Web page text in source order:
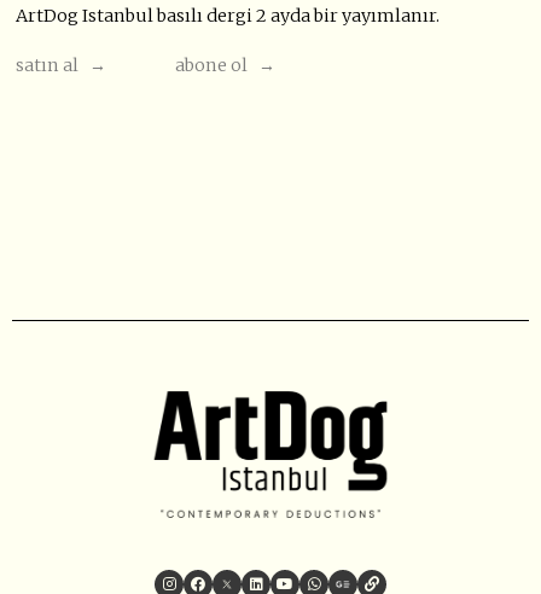
ArtDog Istanbul basılı dergi 2 ayda bir yayımlanır.
satın al → abone ol →